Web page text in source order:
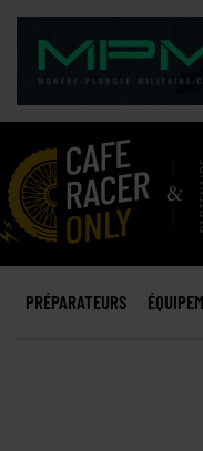
PRÉPARATEURS